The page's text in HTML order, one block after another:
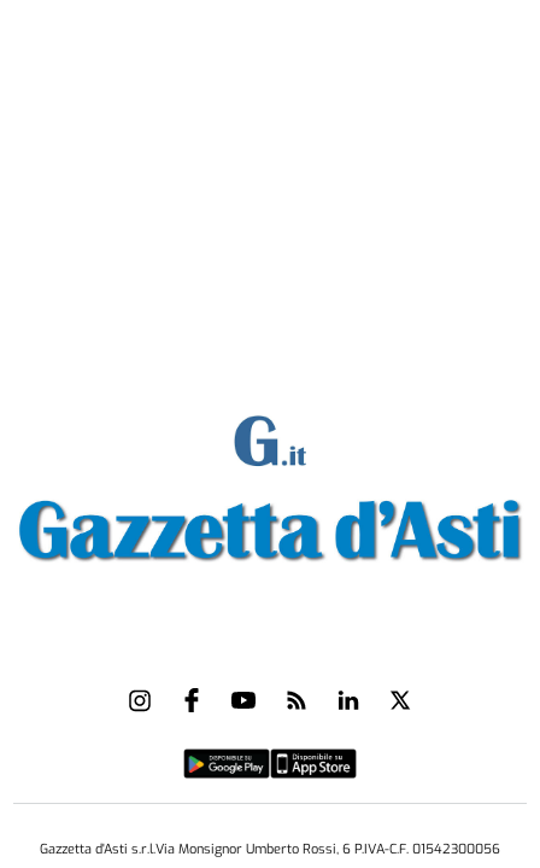
Gazzetta d'Asti s.r.l.Via Monsignor Umberto Rossi, 6 P.IVA-C.F. 01542300056